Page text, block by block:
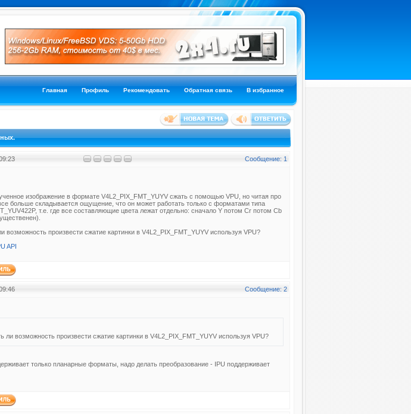
Главная Профиль Рекомендовать Обратная связь В избранное
Сообщение: 1
изображение в формате V4L2_PIX_FMT_YUYV сжать с помощью VPU, но читая про
больше складывается ощущение, что он может работать только с форматами типа
т.е. где все составляющие цвета лежат отдельно: сначало Y потом Cr потом Cb
возможность произвести сжатие картинки в V4L2_PIX_FMT_YUYV используя VPU?
API
Сообщение: 2
ли возможность произвести сжатие картинки в V4L2_PIX_FMT_YUYV используя VPU?
только планарные форматы, надо делать преобразование - IPU поддерживает